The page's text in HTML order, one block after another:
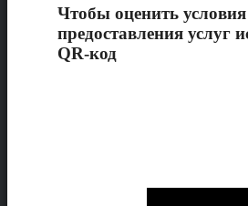
Чтобы оценить условия
предоставления услуг
QR-код